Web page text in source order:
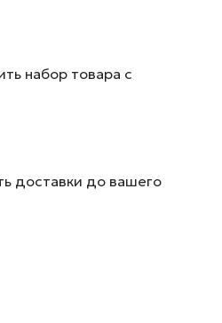
набор товара с
доставки до вашего